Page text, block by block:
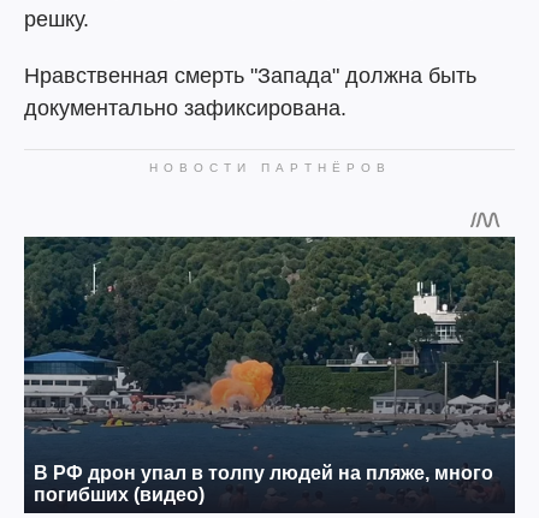
решку.
Нравственная смерть "Запада" должна быть
документально зафиксирована.